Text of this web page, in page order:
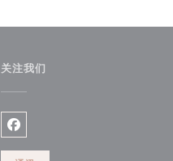
关注我们
Facebook ((在新窗口中打开))